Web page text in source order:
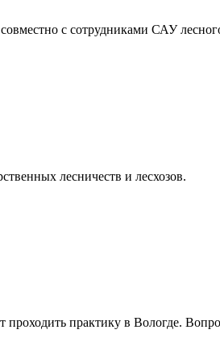
с сотрудниками САУ
лесничеств и лесхозов.
практику в Вологде.